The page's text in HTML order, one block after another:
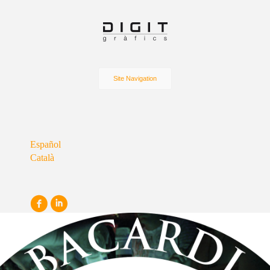
Site Navigation
Español
Català